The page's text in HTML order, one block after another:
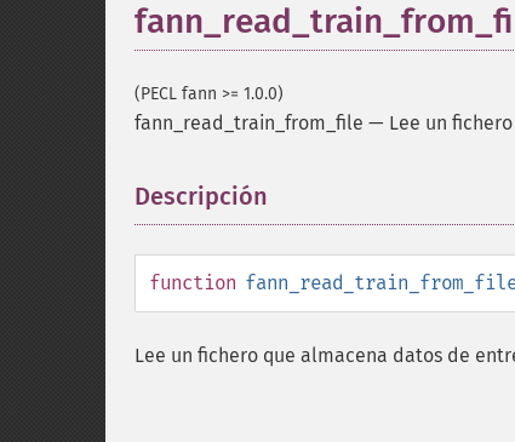
(PECL fann >= 1.0.0)
fann_read_train_from_file — Lee un
Descripción
function
Lee un fichero que almacena datos de